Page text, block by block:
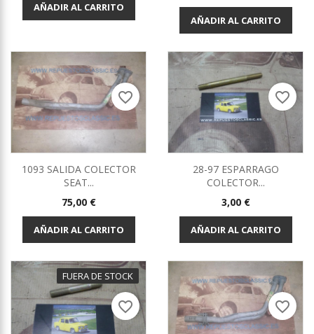
AÑADIR AL CARRITO
AÑADIR AL CARRITO
1093 SALIDA COLECTOR
SEAT...
Precio
75,00 €
AÑADIR AL CARRITO
favorite_border
28-97 ESPARRAGO
COLECTOR...
Precio
3,00 €
AÑADIR AL CARRITO
favorite_border
FUERA DE STOCK
favorite_border favorite_border